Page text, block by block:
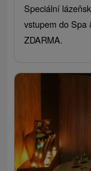
Speciální
vstupem do Spa
ZDARMA.